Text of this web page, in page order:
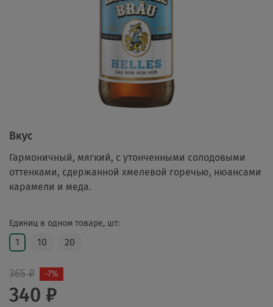
Единиц в одном товаре, шт:
1 10 20
365 ₽
340 ₽
-7%
Вкус
Гармоничный, мягкий, с утонченными солодовыми
оттенками, сдержанной хмелевой горечью, нюансами
карамели и меда.